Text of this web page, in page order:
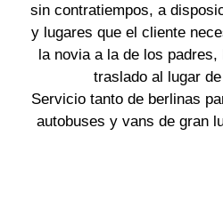
sin contratiempos, a
y lugares que el cliente
la novia a la de los
traslado al lugar
Servicio tanto de berlinas
autobuses y vans de gran